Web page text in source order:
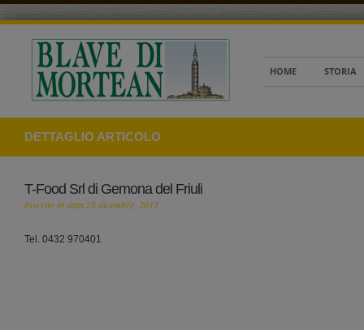
HOME STORIA
DETTAGLIO ARTICOLO
T-Food Srl di Gemona del Friuli
Inserito in data 28 dicembre, 2012
Tel. 0432 970401